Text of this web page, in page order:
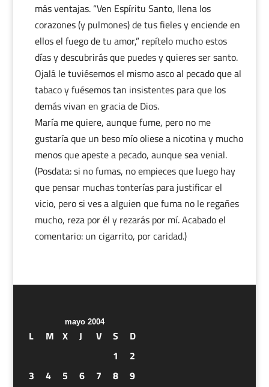
más ventajas. “Ven Espíritu Santo, llena los
corazones (y pulmones) de tus fieles y enciende en
ellos el fuego de tu amor,” repítelo mucho estos
días y descubrirás que puedes y quieres ser santo.
Ojalá le tuviésemos el mismo asco al pecado que al
tabaco y fuésemos tan insistentes para que los
demás vivan en gracia de Dios.
María me quiere, aunque fume, pero no me
gustaría que un beso mío oliese a nicotina y mucho
menos que apeste a pecado, aunque sea venial.
(Posdata: si no fumas, no empieces que luego hay
que pensar muchas tonterías para justificar el
vicio, pero si ves a alguien que fuma no le regañes
mucho, reza por él y rezarás por mí. Acabado el
comentario: un cigarrito, por caridad.)
mayo 2004
L M X J V S
D
1
2
3
4 5 6 7 8
9